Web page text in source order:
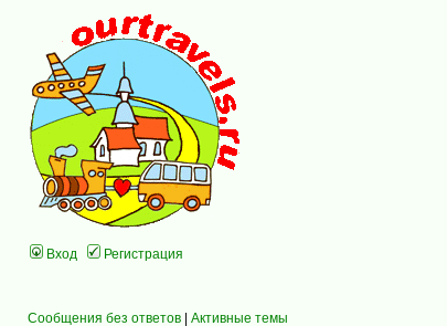
Вход Регистрация
Сообщения без ответов | Активные темы